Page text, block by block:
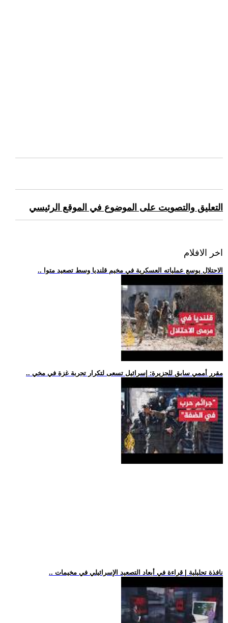
التعليق والتصويت على الموضوع في الموقع الرئيسي
اخر الافلام
.. الاحتلال يوسع عملياته العسكرية في مخيم قلنديا وسط تصعيد متوا
.. مقرر أممي سابق للجزيرة: إسرائيل تسعى لتكرار تجربة غزة في مخي
.. نافذة تحليلية | قراءة في أبعاد التصعيد الإسرائيلي في مخيمات